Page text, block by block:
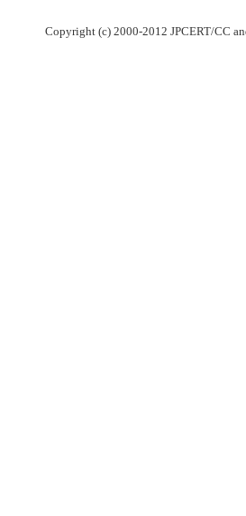
Copyright (c) 2000-2012 JPCERT/CC